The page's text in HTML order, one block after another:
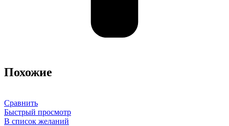
Похожие
Сравнить
Быстрый просмотр
В список желаний